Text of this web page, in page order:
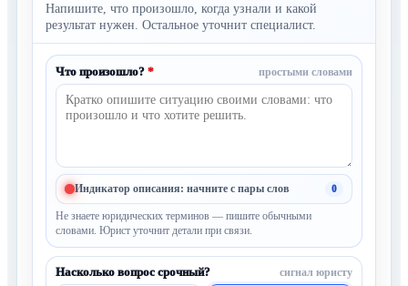
Напишите, что произошло, когда узнали и какой
результат нужен. Остальное уточнит специалист.
Что произошло? * простыми словами
Индикатор описания: начните с пары слов 0
Не знаете юридических терминов — пишите обычными
словами. Юрист уточнит детали при связи.
Насколько вопрос срочный? сигнал юристу